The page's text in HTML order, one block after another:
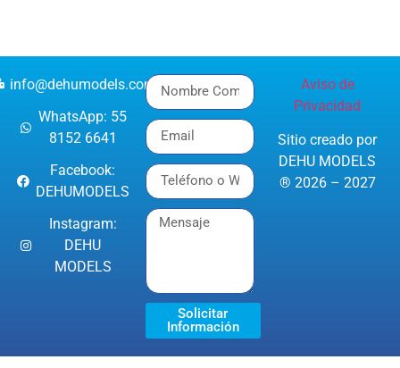
info@dehumodels.com
WhatsApp: 55
8152 6641
Facebook:
DEHUMODELS
Instagram:
DEHU
MODELS
Solicitar
Información
Aviso de
Privacidad
Sitio creado por
DEHU MODELS
® 2026 – 2027